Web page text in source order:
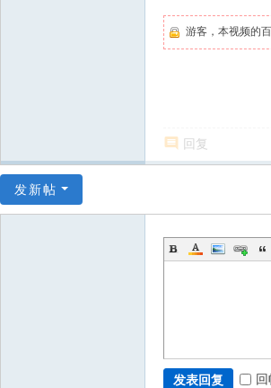
游客，本视频的
回复
发新帖
发表回复